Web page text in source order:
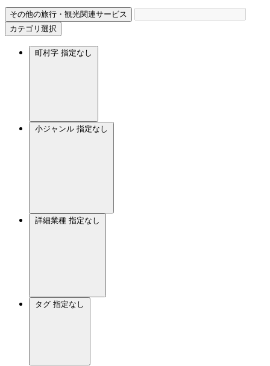
その他の旅行・観光関連サービス
カテゴリ選択
町村字 指定なし
小ジャンル 指定なし
詳細業種 指定なし
タグ 指定なし